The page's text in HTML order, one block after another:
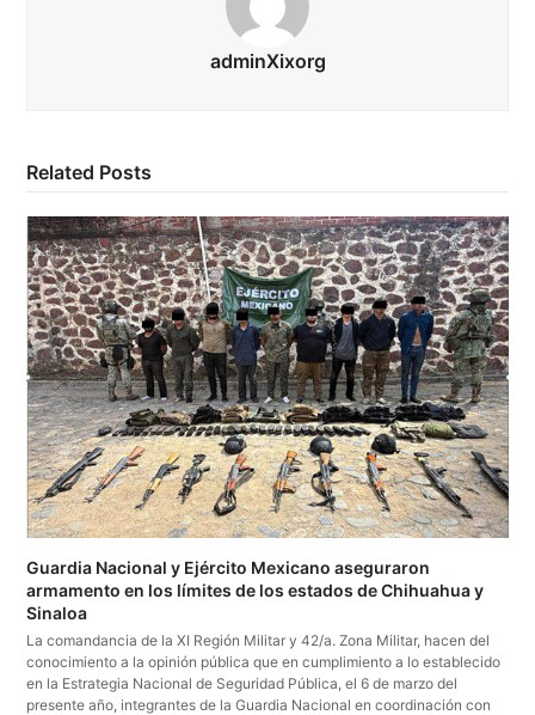
adminXixorg
Related Posts
Guardia Nacional y Ejército Mexicano aseguraron
armamento en los límites de los estados de Chihuahua y
Sinaloa
La comandancia de la XI Región Militar y 42/a. Zona Militar, hacen del
conocimiento a la opinión pública que en cumplimiento a lo establecido
en la Estrategia Nacional de Seguridad Pública, el 6 de marzo del
presente año, integrantes de la Guardia Nacional en coordinación con